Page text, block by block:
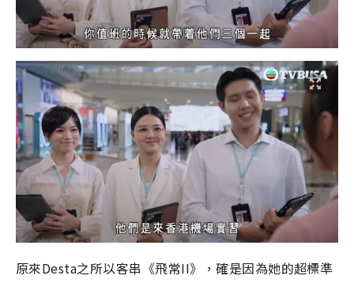
原來Desta之所以客串《飛常II》，確是因為她的超標準